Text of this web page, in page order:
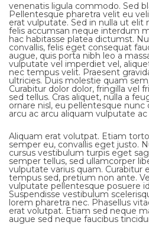
venenatis ligula commodo. Sed
Pellentesque pharetra velit eu
erat vulputate. Sed in nulla ut elit
felis accumsan neque interdum
hac habitasse platea dictumst.
convallis, felis eget consequat
augue, quis porta nibh leo a
vulputate vel imperdiet vel,
nec tempus velit. Praesent
ultricies. Duis molestie quam
Curabitur dolor dolor, fringilla vel
sed tellus. Cras aliquet, nulla a
ornare nisl, eu pellentesque nunc
arcu ac arcu aliquam vulputate ac
Aliquam erat volutpat. Etiam
semper eu, convallis eget justo.
cursus vestibulum turpis eget
semper tellus, sed ullamcorper
vulputate varius quam. Curabitur
tempus sed, pretium non ante.
vulputate pellentesque posuere
Suspendisse vestibulum
lorem pharetra nec. Phasellus
erat volutpat. Etiam sed neque
augue sed neque faucibus